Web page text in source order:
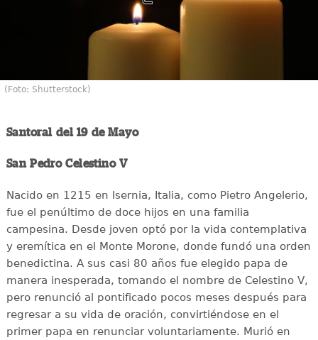
(Foto: Shutterstock)
Santoral del 19 de Mayo
San Pedro Celestino V
Nacido en 1215 en Isernia, Italia, como Pietro Angelerio,
fue el penúltimo de doce hijos en una familia
campesina. Desde joven optó por la vida contemplativa
y eremítica en el Monte Morone, donde fundó una orden
benedictina. A sus casi 80 años fue elegido papa de
manera inesperada, tomando el nombre de Celestino V,
pero renunció al pontificado pocos meses después para
regresar a su vida de oración, convirtiéndose en el
primer papa en renunciar voluntariamente. Murió en